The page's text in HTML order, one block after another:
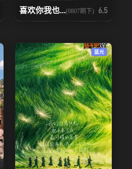
喜欢你我也...(0807期下) 6.5
蓝光